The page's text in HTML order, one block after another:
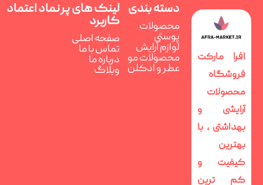
افرا مارکت
فروشگاه
محصولات
آرایشی و
بهداشتی ، با
بهترین
کیفیت و
کم ترین
دسته بندی
محصولات
پوستی
لوازم آرایش
محصولات مو
عطر و ادکلن
لینک های پر
کاربرد
صفحه اصلی
تماس با ما
درباره ما
وبلاگ
نماد اعتماد